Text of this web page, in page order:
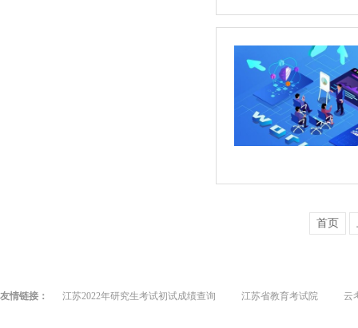
首页
友情链接： 江苏2022年研究生考试初试成绩查询 江苏省教育考试院 云